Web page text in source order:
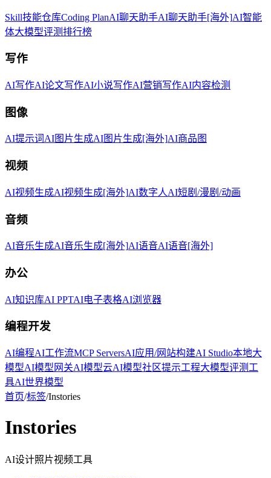
Skill技能仓库Coding PlanAI聊天助手AI聊天助手[海外]AI智能
体大模型评测排行榜
写作
AI写作AI论文写作AI小说写作AI营销写作AI内容检测
图像
AI提示词AI图片生成AI图片生成[海外]AI商品图
视频
AI视频生成AI视频生成[海外]AI数字人AI短剧/漫剧/动画
音频
AI音乐生成AI音乐生成[海外]AI语音AI语音[海外]
办公
AI知识库AI PPTAI电子表格AI浏览器
编程开发
AI编程AI工作流MCP ServersAI应用/网站构建AI Studio本地大
模型AI模型网关AI模型云AI模型社区提示工程大模型评测工
具AI世界模型
首页/标签/Instories
Instories
AI设计照片视频工具